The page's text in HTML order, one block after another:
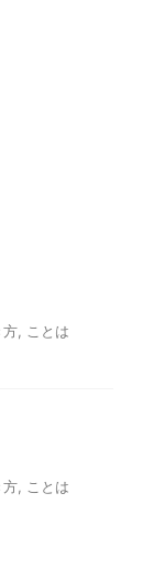
方 ことは
方 ことは